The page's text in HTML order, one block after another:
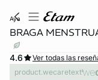
aya
BRAGA
4.6
Ver todas las
product.wecaretext